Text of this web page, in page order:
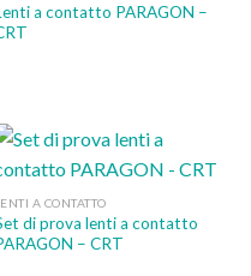
a contatto PARAGON –
A CONTATTO
di prova lenti a contatto
– CRT